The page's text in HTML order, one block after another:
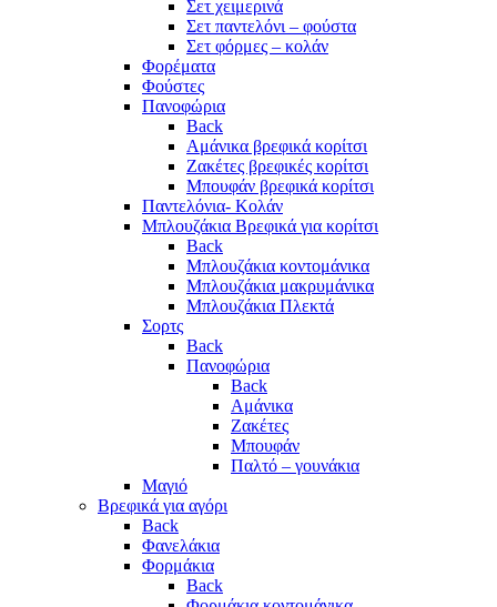
Σετ χειμερινά
Σετ παντελόνι – φούστα
Σετ φόρμες – κολάν
Φορέματα
Φούστες
Πανοφώρια
Back
Αμάνικα βρεφικά κορίτσι
Ζακέτες βρεφικές κορίτσι
Μπουφάν βρεφικά κορίτσι
Παντελόνια- Κολάν
Μπλουζάκια Βρεφικά για κορίτσι
Back
Μπλουζάκια κοντομάνικα
Μπλουζάκια μακρυμάνικα
Μπλουζάκια Πλεκτά
Σορτς
Back
Πανοφώρια
Back
Αμάνικα
Ζακέτες
Μπουφάν
Παλτό – γουνάκια
Μαγιό
Βρεφικά για αγόρι
Back
Φανελάκια
Φορμάκια
Back